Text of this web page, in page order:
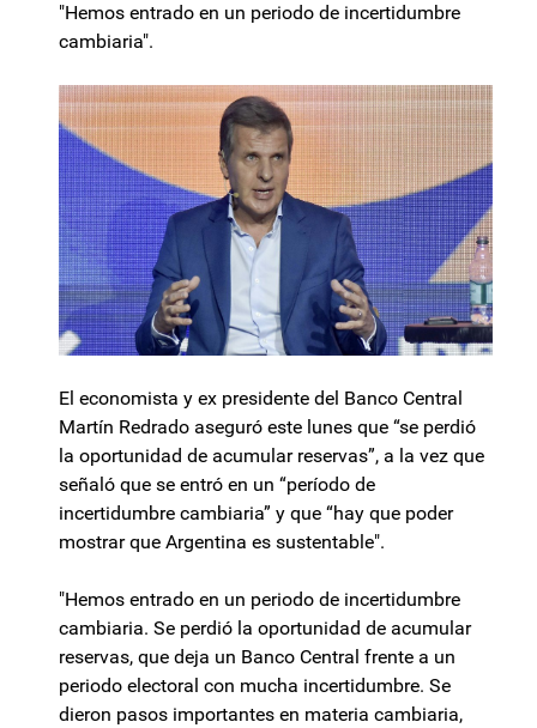
"Hemos entrado en un periodo de incertidumbre
cambiaria".
El economista y ex presidente del Banco Central
Martín Redrado aseguró este lunes que “se perdió
la oportunidad de acumular reservas”, a la vez que
señaló que se entró en un “período de
incertidumbre cambiaria” y que “hay que poder
mostrar que Argentina es sustentable".
"Hemos entrado en un periodo de incertidumbre
cambiaria. Se perdió la oportunidad de acumular
reservas, que deja un Banco Central frente a un
periodo electoral con mucha incertidumbre. Se
dieron pasos importantes en materia cambiaria,